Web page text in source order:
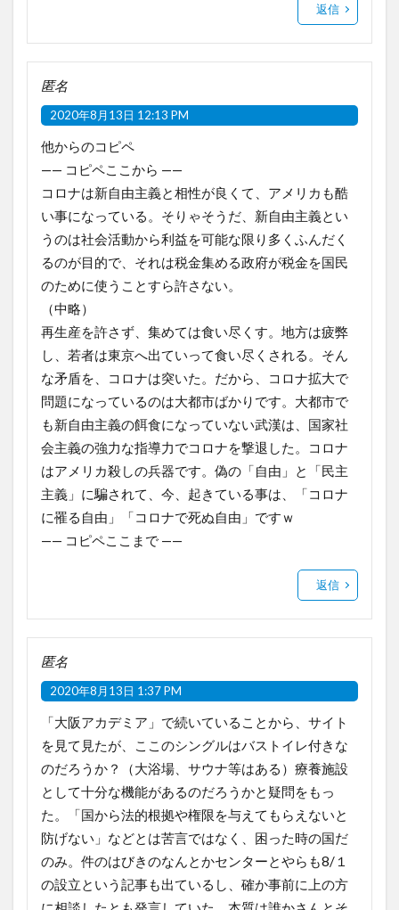
返信
匿名
2020年8月13日 12:13 PM
他からのコピペ
—— コピペここから ——
コロナは新自由主義と相性が良くて、アメリカも酷
い事になっている。そりゃそうだ、新自由主義とい
うのは社会活動から利益を可能な限り多くふんだく
るのが目的で、それは税金集める政府が税金を国民
のために使うことすら許さない。
（中略）
再生産を許さず、集めては食い尽くす。地方は疲弊
し、若者は東京へ出ていって食い尽くされる。そん
な矛盾を、コロナは突いた。だから、コロナ拡大で
問題になっているのは大都市ばかりです。大都市で
も新自由主義の餌食になっていない武漢は、国家社
会主義の強力な指導力でコロナを撃退した。コロナ
はアメリカ殺しの兵器です。偽の「自由」と「民主
主義」に騙されて、今、起きている事は、「コロナ
に罹る自由」「コロナで死ぬ自由」ですｗ
—— コピペここまで ——
返信
匿名
2020年8月13日 1:37 PM
「大阪アカデミア」で続いていることから、サイト
を見て見たが、ここのシングルはバストイレ付きな
のだろうか？（大浴場、サウナ等はある）療養施設
として十分な機能があるのだろうかと疑問をもっ
た。「国から法的根拠や権限を与えてもらえないと
防げない」などとは苦言ではなく、困った時の国だ
のみ。件のはびきのなんとかセンターとやらも8/１
の設立という記事も出ているし、確か事前に上の方